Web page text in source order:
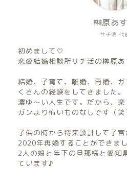
サチ活 代
榊原あ
初めまして♡
恋愛結婚相談所サチ活の榊原あ
結婚、子育て、離婚、再婚、
くさんの経験をしてきました。
濃ゆ〜い人生です。だから、楽
ガンより怖いものなしです（笑
子供の時から将来設計して子
2020年再婚することができま
2人の娘と年下の旦那様と愛知
ています♪